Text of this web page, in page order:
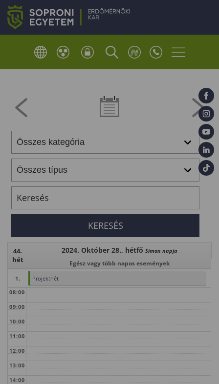
44.
hét
2024. Október 28., hétfő Simon napja
Egész vagy több napos események
1.
Projekthét
08:00
09:00
10:00
11:00
12:00
13:00
14:00